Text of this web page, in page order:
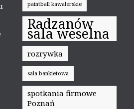
paintball kawalerskie
Radzanów
sala weselna
rozrywka
sala bankietowa
spotkania firmowe
Poznań